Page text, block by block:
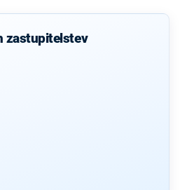
zastupitelstev